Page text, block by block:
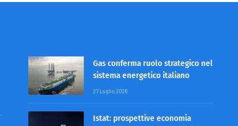
Gas conferma ruolo strategico nel
sistema energetico italiano
27 Luglio 2026
Istat: prospettive economia